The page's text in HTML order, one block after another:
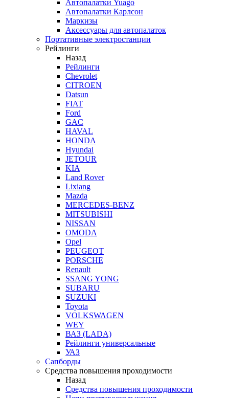
Автопалатки Yuago
Автопалатки Карлсон
Маркизы
Аксессуары для автопалаток
Портативные электростанции
Рейлинги
Назад
Рейлинги
Chevrolet
CITROEN
Datsun
FIAT
Ford
GAC
HAVAL
HONDA
Hyundai
JETOUR
KIA
Land Rover
Lixiang
Mazda
MERCEDES-BENZ
MITSUBISHI
NISSAN
OMODA
Opel
PEUGEOT
PORSCHE
Renault
SSANG YONG
SUBARU
SUZUKI
Toyota
VOLKSWAGEN
WEY
ВАЗ (LADA)
Рейлинги универсальные
УАЗ
Сапборды
Средства повышения проходимости
Назад
Средства повышения проходимости